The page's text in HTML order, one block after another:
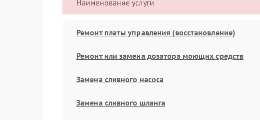
Наименование услуги
Ремонт платы управления (восстановление)
Ремонт или замена дозатора моющих средств
Замена сливного насоса
Замена сливного шланга